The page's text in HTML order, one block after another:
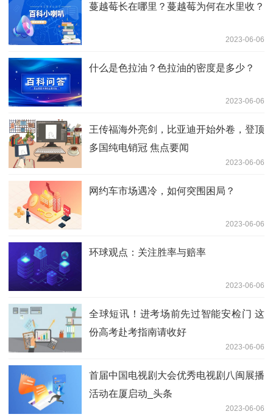
蔓越莓长在哪里？蔓越莓为何在水里收？
2023-06-06
什么是色拉油？色拉油的密度是多少？
2023-06-06
王传福海外亮剑，比亚迪开始外卷，登顶
多国纯电销冠 焦点要闻
2023-06-06
网约车市场遇冷，如何突围困局？
2023-06-06
环球观点：关注胜率与赔率
2023-06-06
全球短讯！进考场前先过智能安检门 这
份高考赴考指南请收好
2023-06-06
首届中国电视剧大会优秀电视剧八闽展播
活动在厦启动_头条
2023-06-06